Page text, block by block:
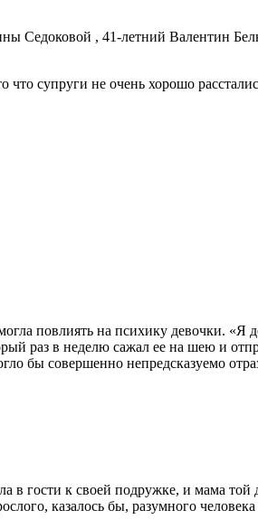
Седоковой , 41-летний Валентин
супруги не очень хорошо
повлиять на психику девочки. «Я
раз в неделю сажал ее на шею и
бы совершенно непредсказуемо
в гости к своей подружке, и мама той
казалось бы, разумного